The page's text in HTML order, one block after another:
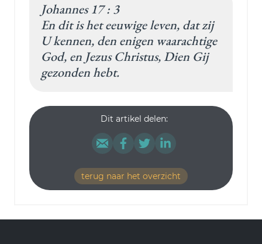
Johannes 17 : 3
En dit is het eeuwige leven, dat zij
U kennen, den enigen waarachtige
God, en Jezus Christus, Dien Gij
gezonden hebt.
Dit artikel delen:
terug naar het overzicht